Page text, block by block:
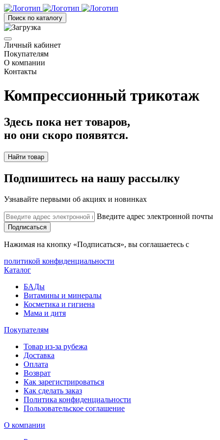
Поиск по каталогу
Личный кабинет
Покупателям
О компании
Контакты
Компрессионный трикотаж
Здесь пока нет товаров,
но они скоро появятся.
Найти товар
Подпишитесь на нашу рассылку
Узнавайте первыми об акциях и новинках
Введите адрес электронной почты
Подписаться
Нажимая на кнопку «Подписаться», вы соглашаетесь с
политикой конфиденциальности
Каталог
БАДы
Витамины и минералы
Косметика и гигиена
Мама и дитя
Покупателям
Товар из-за рубежа
Доставка
Оплата
Возврат
Как зарегистрироваться
Как сделать заказ
Политика конфиденциальности
Пользовательское соглашение
О компании